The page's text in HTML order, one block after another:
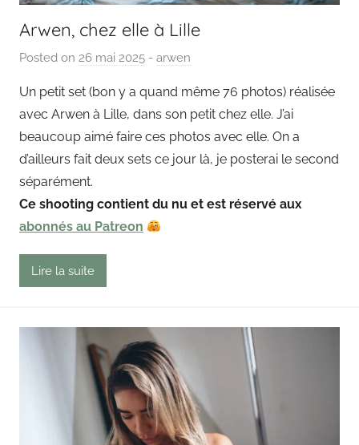
Arwen, chez elle à Lille
Posted on 26 mai 2025 b
P
a
i
n
o
u
- arwen
Un petit set (bon y a quand même 76 photos) réalisée
avec Arwen à Lille, dans son petit chez elle. J’ai
beaucoup aimé faire ces photos avec elle. On a
d’ailleurs fait deux sets ce jour là, je posterai le second
séparément.
Ce shooting contient du nu et est réservé aux
abonnés au Patreon
Lire la suite